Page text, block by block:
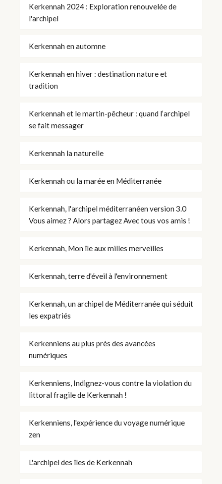
Kerkennah 2024 : Exploration renouvelée de
l'archipel
Kerkennah en automne
Kerkennah en hiver : destination nature et
tradition
Kerkennah et le martin-pêcheur : quand l’archipel
se fait messager
Kerkennah la naturelle
Kerkennah ou la marée en Méditerranée
Kerkennah, l'archipel méditerranéen version 3.0
Vous aimez ? Alors partagez Avec tous vos amis !
Kerkennah, Mon île aux milles merveilles
Kerkennah, terre d'éveil à l'environnement
Kerkennah, un archipel de Méditerranée qui séduit
les expatriés
Kerkenniens au plus près des avancées
numériques
Kerkenniens, Indignez-vous contre la violation du
littoral fragile de Kerkennah !
Kerkenniens, l'expérience du voyage numérique
zen
L'archipel des îles de Kerkennah